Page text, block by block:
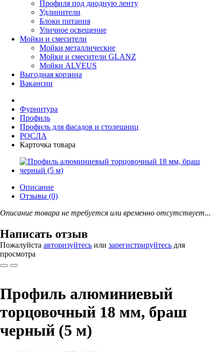
Профиля под диодную ленту
Удлинители
Блоки питания
Уличное освещение
Мойки и смесители
Мойки металлические
Мойки и смесители GLANZ
Мойки ALVEUS
Выгодная корзина
Вакансии
Фурнитура
Профиль
Профиль для фасадов и столешниц
РОСЛА
Карточка товара
Описание
Отзывы (0)
Описание товара не требуется или временно отсутствует...
Написать отзыв
Пожалуйста авторизуйтесь или зарегистрируйтесь для
просмотра
Профиль алюминиевый
торцовочный 18 мм, браш
черный (5 м)